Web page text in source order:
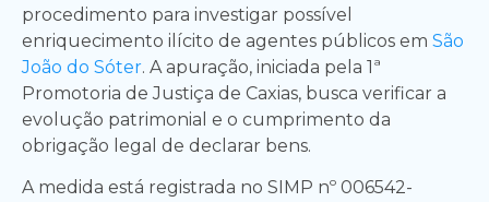
procedimento para investigar possível
enriquecimento ilícito de agentes públicos em São
João do Sóter. A apuração, iniciada pela 1ª
Promotoria de Justiça de Caxias, busca verificar a
evolução patrimonial e o cumprimento da
obrigação legal de declarar bens.
A medida está registrada no SIMP nº 006542-